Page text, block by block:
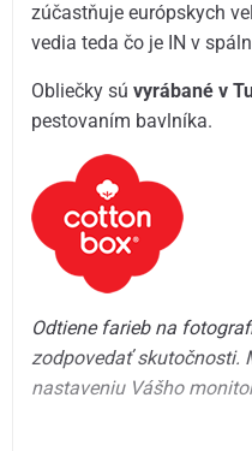
zúčastňuje európskych
vedia teda čo je IN v
Obliečky súvyrábané v
pestovaním bavlníka.
Odtiene farieb na
zodpovedať skutočnosti.
nastaveniu Vášho